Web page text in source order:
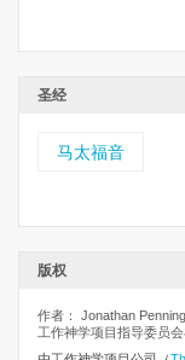
圣经
马太福音
版权
作者： Jonathan
工作神学项目指导委员